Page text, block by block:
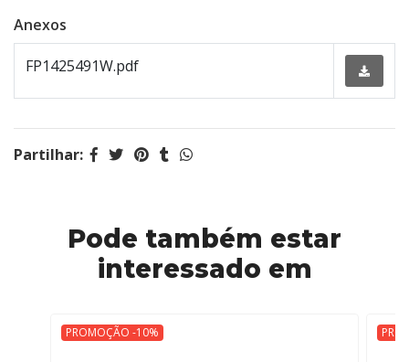
Anexos
FP1425491W.pdf
Partilhar:
Pode também estar
interessado em
PROMOÇÃO -10%